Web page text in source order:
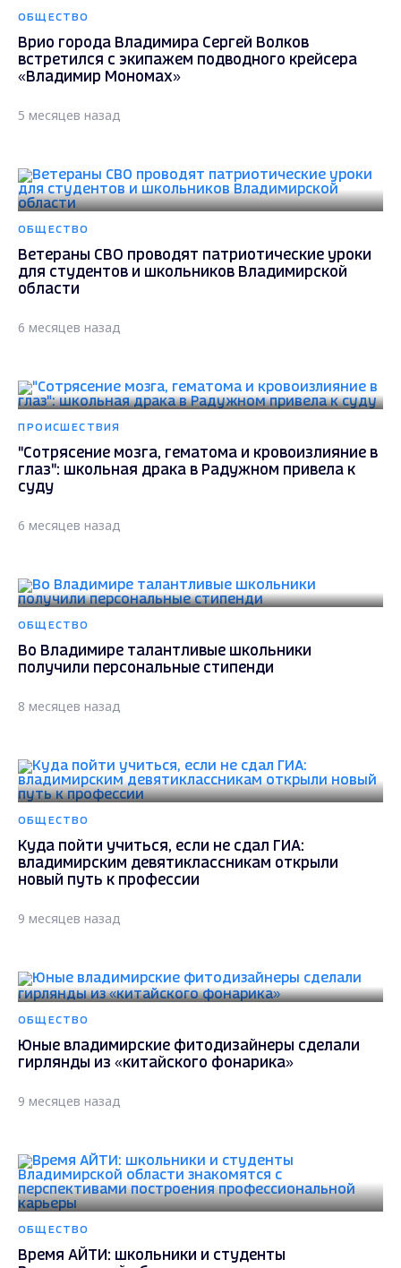
ОБЩЕСТВО
Врио города Владимира Сергей Волков
встретился с экипажем подводного крейсера
«Владимир Мономах»
5 месяцев назад
ОБЩЕСТВО
Ветераны СВО проводят патриотические уроки
для студентов и школьников Владимирской
области
6 месяцев назад
ПРОИСШЕСТВИЯ
"Сотрясение мозга, гематома и кровоизлияние в
глаз": школьная драка в Радужном привела к
суду
6 месяцев назад
ОБЩЕСТВО
Во Владимире талантливые школьники
получили персональные стипенди
8 месяцев назад
ОБЩЕСТВО
Куда пойти учиться, если не сдал ГИА:
владимирским девятиклассникам открыли
новый путь к профессии
9 месяцев назад
ОБЩЕСТВО
Юные владимирские фитодизайнеры сделали
гирлянды из «китайского фонарика»
9 месяцев назад
ОБЩЕСТВО
Время АЙТИ: школьники и студенты